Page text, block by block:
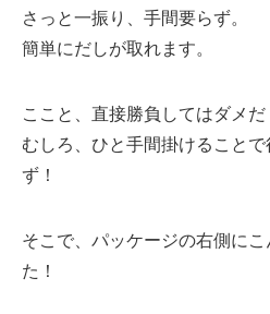
さっと一振り、手間要らず。
簡単にだしが取れます。
ここと、直接勝負してはダメだ
むしろ、ひと手間掛けること
ず！
そこで、パッケージの右側に
た！